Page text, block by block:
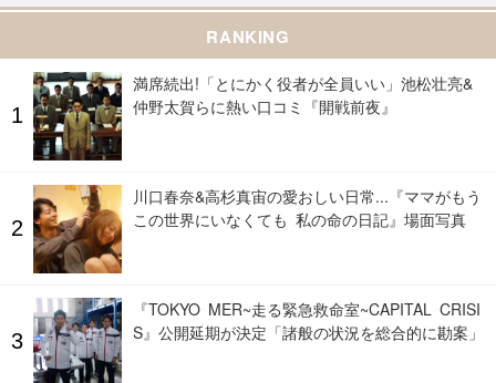
RANKING
満席続出!「とにかく役者が全員いい」池松壮亮&
仲野太賀らに熱い口コミ『開戦前夜』
川口春奈&高杉真宙の愛おしい日常...『ママがもう
この世界にいなくても 私の命の日記』場面写真
『TOKYO MER~走る緊急救命室~CAPITAL CRISI
S』公開延期が決定「諸般の状況を総合的に勘案」